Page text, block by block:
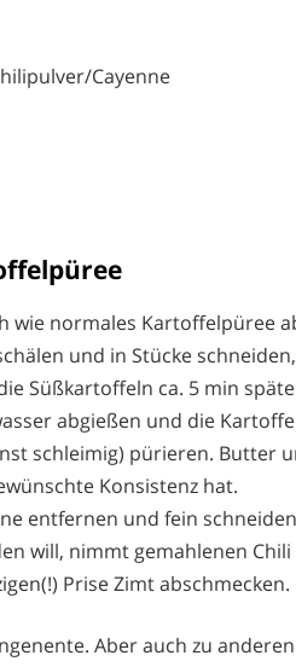
Cayenne
wie normales Kartoffelpüree
und in Stücke
Süßkartoffeln ca. 5 min
abgießen und die
schleimig) pürieren. Butter
Konsistenz hat.
entfernen und fein
will, nimmt gemahlenen
Prise Zimt abschmecken.
Aber auch zu